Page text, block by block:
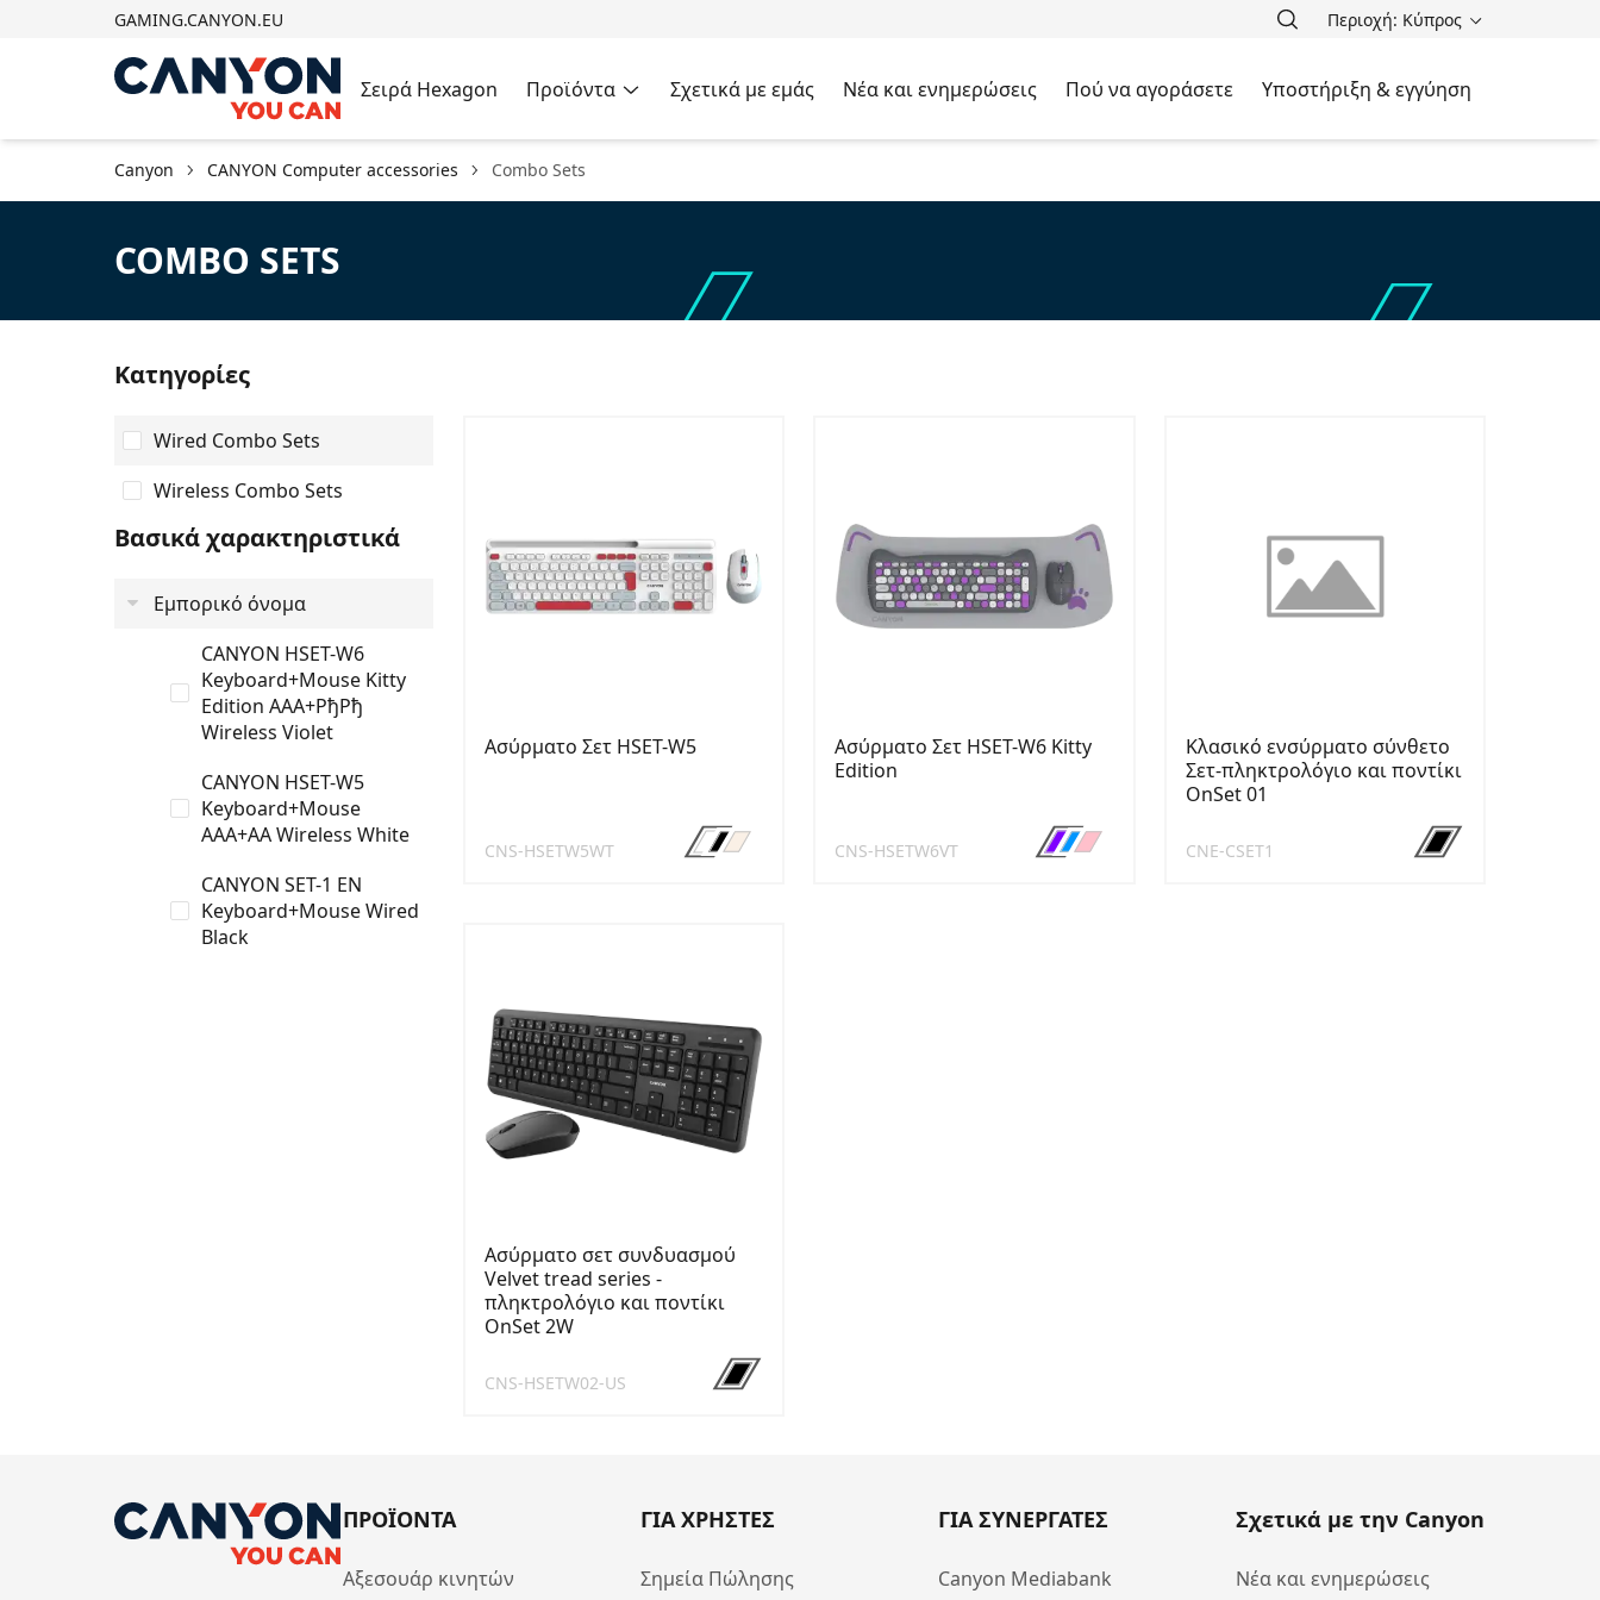
GAMING.CANYON.EU Περιοχή: Κύπρος
Σειρά Hexagon Προϊόντα Σχετικά με εμάς Νέα και ενημερώσεις Πού να αγοράσετε Υποστήριξη & εγγύηση
Canyon CANYON Computer accessories Combo Sets
COMBO SETS
Κατηγορίες
Wired Combo Sets
Wireless Combo Sets
Βασικά χαρακτηριστικά
Εμπορικό όνομα
CANYON HSET-W6
Keyboard+Mouse Kitty
Edition AAA+РђРђ
Wireless Violet
CANYON HSET-W5
Keyboard+Mouse
AAA+AA Wireless White
CANYON SET-1 EN
Keyboard+Mouse Wired
Black
Ασύρματο Σετ HSET-W5
CNS-HSETW5WT
Ασύρματο Σετ HSET-W6 Kitty
Edition
CNS-HSETW6VT
Κλασικό ενσύρματο σύνθετο
Σετ-πληκτρολόγιο και ποντίκι
OnSet 01
CNE-CSET1
Ασύρματο σετ συνδυασμού
Velvet tread series -
πληκτρολόγιο και ποντίκι
OnSet 2W
CNS-HSETW02-US
ΠΡΟΪΟΝΤΑ
Αξεσουάρ κινητών
ΓΙΑ ΧΡΗΣΤΕΣ
Σημεία Πώλησης
ΓΙΑ ΣΥΝΕΡΓΑΤΕΣ
Canyon Mediabank
Σχετικά με την Canyon
Νέα και ενημερώσεις